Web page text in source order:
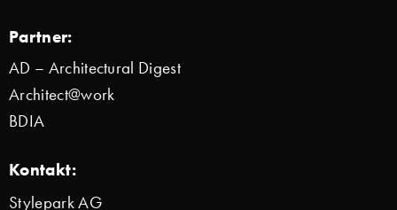
Partner:
AD – Architectural Digest
Architect@work
BDIA
Kontakt:
Stylepark AG